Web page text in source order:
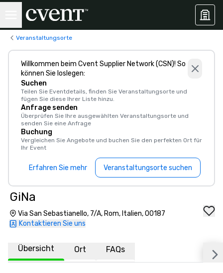
Veranstaltungsorte
Willkommen beim Cvent Supplier Network (CSN)! So
können Sie loslegen:
Suchen
Teilen Sie Eventdetails, finden Sie Veranstaltungsorte und
fügen Sie diese Ihrer Liste hinzu.
Anfrage senden
Überprüfen Sie Ihre ausgewählten Veranstaltungsorte und
senden Sie eine Anfrage
Buchung
Vergleichen Sie Angebote und buchen Sie den perfekten Ort für
Ihr Event
Erfahren Sie mehr Veranstaltungsorte suchen
GiNa
Via San Sebastianello, 7/A, Rom, Italien, 00187
Kontaktieren Sie uns
Übersicht Ort FAQs